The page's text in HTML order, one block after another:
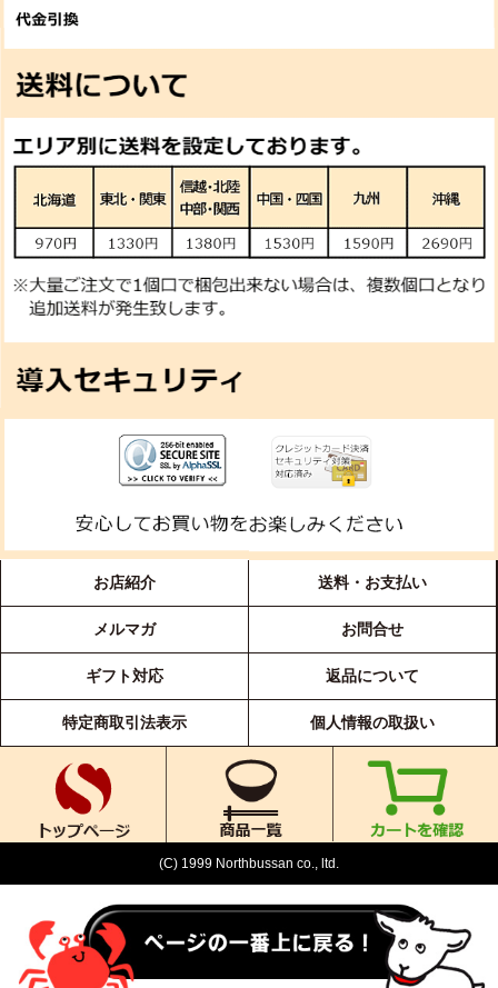
お店紹介 送料・お支払い
メルマガ お問合せ
ギフト対応 返品について
特定商取引法表示 個人情報の取扱い
(C) 1999 Northbussan co., ltd.